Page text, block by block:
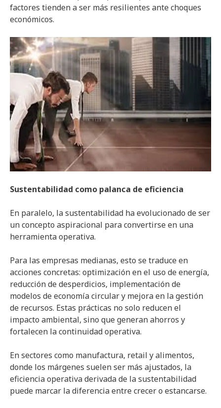
factores tienden a ser más resilientes ante choques
económicos.
Sustentabilidad como palanca de eficiencia
En paralelo, la sustentabilidad ha evolucionado de ser
un concepto aspiracional para convertirse en una
herramienta operativa.
Para las empresas medianas, esto se traduce en
acciones concretas: optimización en el uso de energía,
reducción de desperdicios, implementación de
modelos de economía circular y mejora en la gestión
de recursos. Estas prácticas no solo reducen el
impacto ambiental, sino que generan ahorros y
fortalecen la continuidad operativa.
En sectores como manufactura, retail y alimentos,
donde los márgenes suelen ser más ajustados, la
eficiencia operativa derivada de la sustentabilidad
puede marcar la diferencia entre crecer o estancarse.